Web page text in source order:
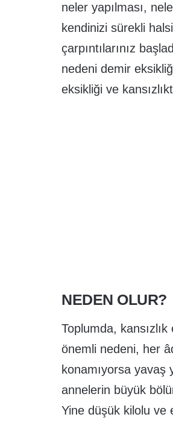
neler yapılması,
kendinizi sürekli
çarpıntılarınız
nedeni demir
eksikliği ve
NEDEN OLUR?
Toplumda,
önemli nedeni, her
konamıyorsa yavaş
annelerin büyük
Yine düşük kilolu ve